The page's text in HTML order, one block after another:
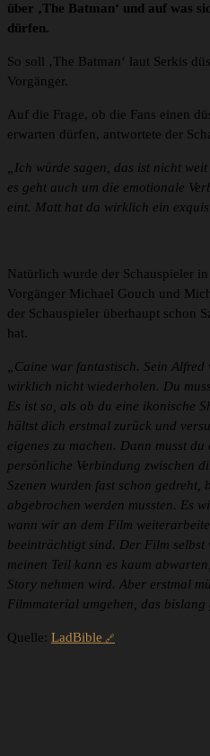
über ‚The Batman‘ und auf was
dürfen.
So soll ‚The Batman‘ laut Serkis
Vorgänger.
Auf die Frage, ob die Fans einen
erwarten dürfen, antwortete der
„Ich würde sagen, das ist nicht
es geht auch um die emotionale
eint. Matt hat da wirklich ein
Natürlich wurde der Schauspieler
Vorgänger Michael Gouch und
der Schauspieler überhaupt schon
hat.
„Caine war fantastisch. Sein
wirklich nicht wiederholen. Du
Es ist so, als ob du eine ikonische
hältst dich erstmal zurück und
eigenes zu machen. Dann musst du
persönliche Verbindung zwischen
Szenen wurden fast schon
abgebrochen werden mussten. Es
wann wir an dem Film
beeinträchtigt sind. Der Film
meinen Teil kann es kaum
Story nehmen wird. Aber erstmal
Filmmaterial umgehen, das bislang
Quelle: LadBible